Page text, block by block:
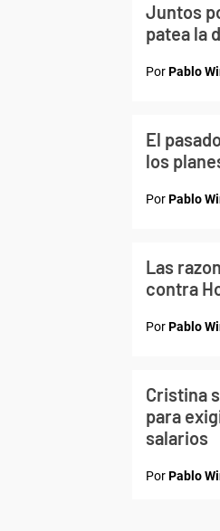
Juntos
patea la
PorPablo
El
los
PorPablo
Las
contra
PorPablo
Cristina
para
salarios
PorPablo